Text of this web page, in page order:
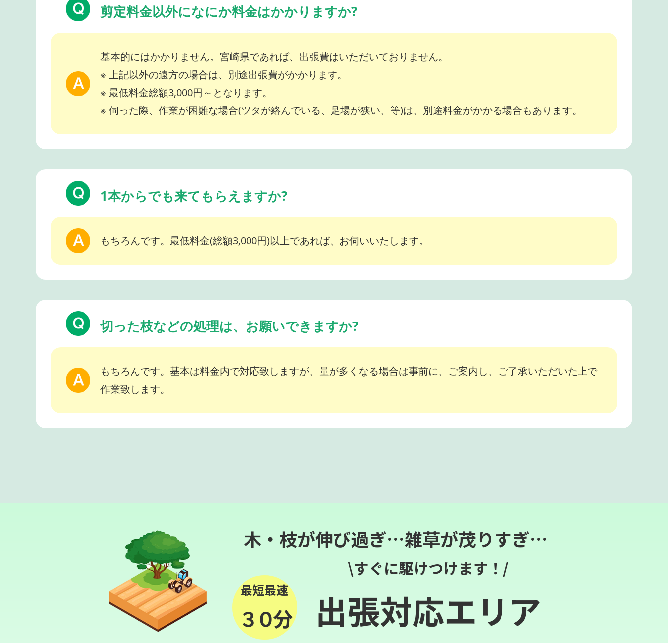
剪定料金以外になにか料金はかかりますか?
基本的にはかかりません。宮崎県であれば、出張費はいただいておりません。
※ 上記以外の遠方の場合は、別途出張費がかかります。
※ 最低料金総額3,000円～となります。
※ 伺った際、作業が困難な場合(ツタが絡んでいる、足場が狭い、等)は、別途料金がかかる場合もあります。
1本からでも来てもらえますか?
もちろんです。最低料金(総額3,000円)以上であれば、お伺いいたします。
切った枝などの処理は、お願いできますか?
もちろんです。基本は料金内で対応致しますが、量が多くなる場合は事前に、ご案内し、ご了承いただいた上で
作業致します。
木・枝が伸び過ぎ…雑草が茂りすぎ…
最短最速
３０分
\すぐに駆けつけます！/
出張対応エリア